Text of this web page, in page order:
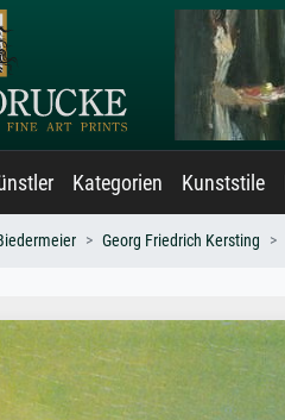
Kategorien Kunststile
Georg Friedrich Kersting